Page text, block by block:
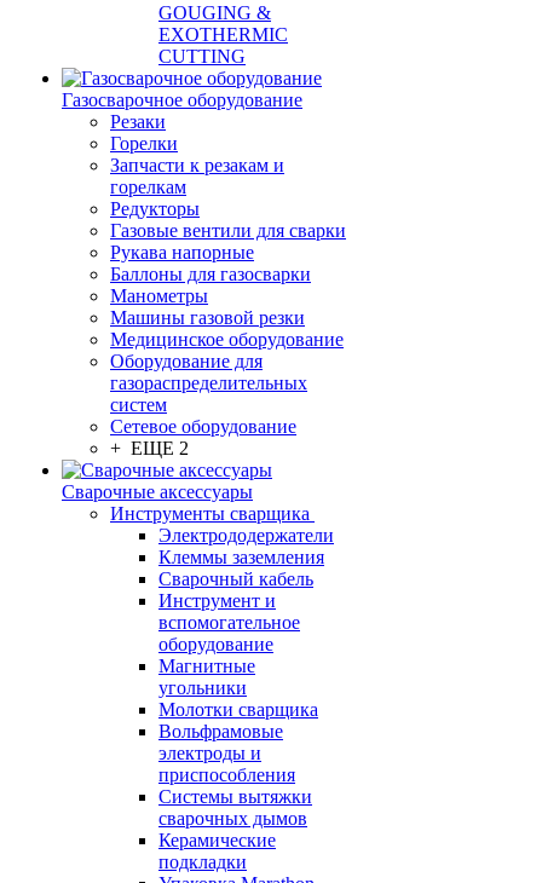
GOUGING &
EXOTHERMIC
CUTTING
Газосварочное оборудование
Резаки
Горелки
Запчасти к резакам и
горелкам
Редукторы
Газовые вентили для сварки
Рукава напорные
Баллоны для газосварки
Манометры
Машины газовой резки
Медицинское оборудование
Оборудование для
газораспределительных
систем
Сетевое оборудование
+ ЕЩЕ 2
Сварочные аксессуары
Инструменты сварщика
Электрододержатели
Клеммы заземления
Сварочный кабель
Инструмент и
вспомогательное
оборудование
Магнитные
угольники
Молотки сварщика
Вольфрамовые
электроды и
приспособления
Системы вытяжки
сварочных дымов
Керамические
подкладки